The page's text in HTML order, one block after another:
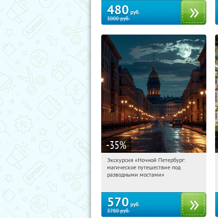
480 руб.
3000руб.
-35%
20:19:15 Купили:
Площадь Восстания
Экскурсия «Ночной Петербург:
магическое путешествие под
разводными мостами»
570 руб.
3780руб.